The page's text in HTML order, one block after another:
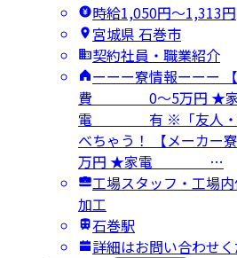
時給1,050円〜1,313円
宮城県 石巻市
契約社員・職業紹介
ーーー寮情報ーーー
費 0～5万円
電 有 ※「友人・彼
べちゃう！ 【メー
万円 ★家電 …
工場スタッフ・工場
加工
石巻駅
詳細はお問い合わせ